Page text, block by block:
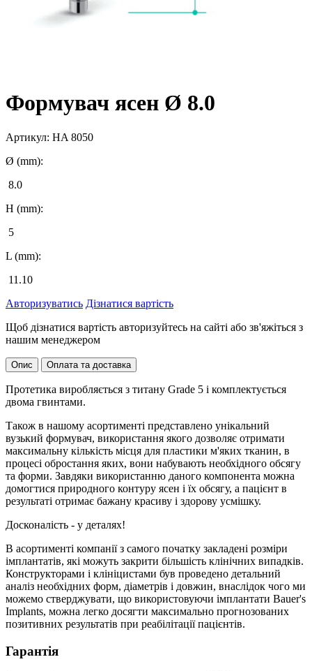
Формувач ясен Ø 8.0
Артикул: HA 8050
Ø (mm):
8.0
H (mm):
5
L (mm):
11.10
Авторизуватись Дізнатися вартість
Щоб дізнатися вартість авторизуйтесь на сайті або зв'яжіться з
нашим менеджером
Опис Оплата та доставка
Протетика виробляється з титану Grade 5 і комплектується
двома гвинтами.
Також в нашому асортименті представлено унікальний
вузький формувач, використання якого дозволяє отримати
максимальну кількість місця для пластики м'яких тканин, в
процесі обростання яких, вони набувають необхідного обсягу
та форми. Завдяки використанню даного компонента можна
домогтися природного контуру ясен і їх обсягу, а пацієнт в
результаті отримає бажану красиву і здорову усмішку.
Досконалість - у деталях!
В асортименті компанії з самого початку закладені розміри
імплантатів, які можуть закрити більшість клінічних випадків.
Конструкторами і клініцистами був проведено детальний
аналіз необхідних форм, діаметрів і довжин, внаслідок чого ми
можемо стверджувати, що використовуючи імплантати Bauer's
Implants, можна легко досягти максимально прогнозованих
позитивних результатів при реабілітації пацієнтів.
Гарантія